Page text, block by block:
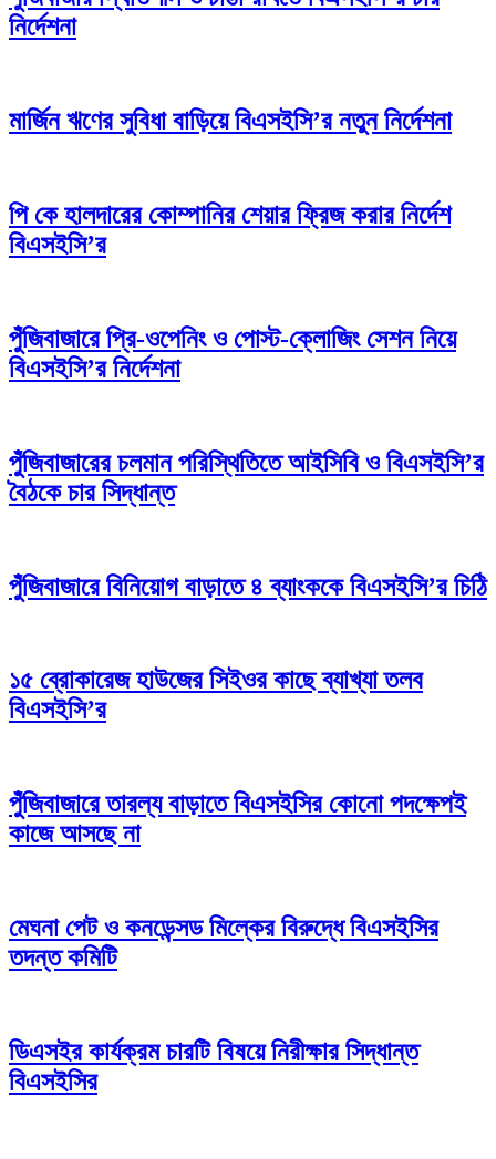
নির্দেশনা
মার্জিন ঋণের সুবিধা বাড়িয়ে বিএসইসি’র নতুন নির্দেশনা
পি কে হালদারের কোম্পানির শেয়ার ফ্রিজ করার নির্দেশ
বিএসইসি’র
পুঁজিবাজারে প্রি-ওপেনিং ও পোস্ট-ক্লোজিং সেশন নিয়ে
বিএসইসি’র নির্দেশনা
পুঁজিবাজারের চলমান পরিস্থিতিতে আইসিবি ও বিএসইসি’র
বৈঠকে চার সিদ্ধান্ত
পুঁজিবাজারে বিনিয়োগ বাড়াতে ৪ ব্যাংককে বিএসইসি’র চিঠি
১৫ ব্রোকারেজ হাউজের সিইওর কাছে ব্যাখ্যা তলব
বিএসইসি’র
পুঁজিবাজারে তারল্য বাড়াতে বিএসইসির কোনো পদক্ষেপই
কাজে আসছে না
মেঘনা পেট ও কনডেন্সড মিল্কের বিরুদ্ধে বিএসইসির
তদন্ত কমিটি
ডিএসইর কার্যক্রম চারটি বিষয়ে নিরীক্ষার সিদ্ধান্ত
বিএসইসির